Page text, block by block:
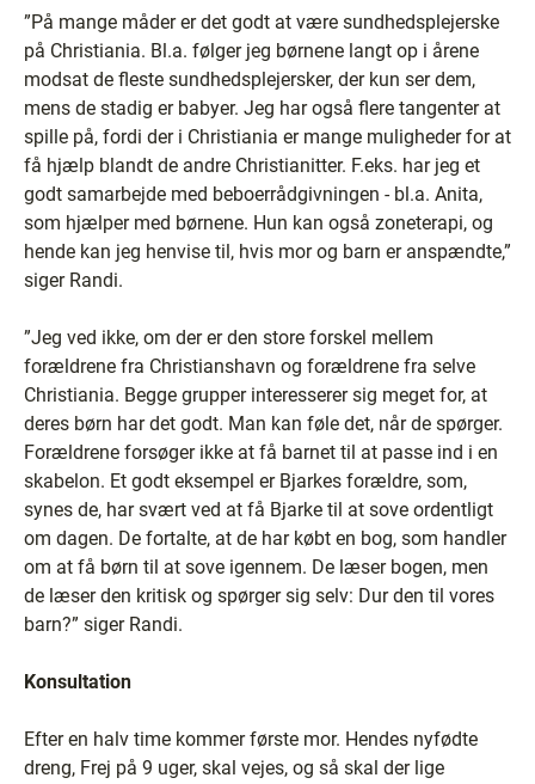
”På mange måder er det godt at være sundhedsplejerske
på Christiania. Bl.a. følger jeg børnene langt op i årene
modsat de fleste sundhedsplejersker, der kun ser dem,
mens de stadig er babyer. Jeg har også flere tangenter at
spille på, fordi der i Christiania er mange muligheder for at
få hjælp blandt de andre Christianitter. F.eks. har jeg et
godt samarbejde med beboerrådgivningen - bl.a. Anita,
som hjælper med børnene. Hun kan også zoneterapi, og
hende kan jeg henvise til, hvis mor og barn er anspændte,”
siger Randi.
”Jeg ved ikke, om der er den store forskel mellem
forældrene fra Christianshavn og forældrene fra selve
Christiania. Begge grupper interesserer sig meget for, at
deres børn har det godt. Man kan føle det, når de spørger.
Forældrene forsøger ikke at få barnet til at passe ind i en
skabelon. Et godt eksempel er Bjarkes forældre, som,
synes de, har svært ved at få Bjarke til at sove ordentligt
om dagen. De fortalte, at de har købt en bog, som handler
om at få børn til at sove igennem. De læser bogen, men
de læser den kritisk og spørger sig selv: Dur den til vores
barn?” siger Randi.
Konsultation
Efter en halv time kommer første mor. Hendes nyfødte
dreng, Frej på 9 uger, skal vejes, og så skal der lige